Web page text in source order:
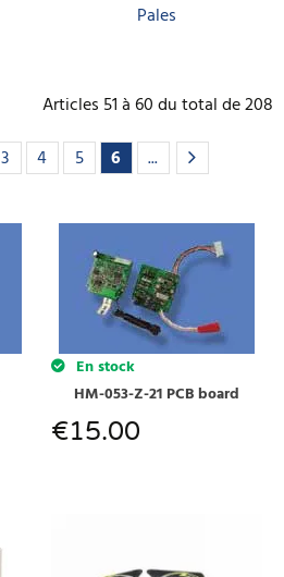
Pales
Articles 51à60du total de208
3 4 5 6 ...
En stock
HM-053-Z-21 PCB board
€15.00